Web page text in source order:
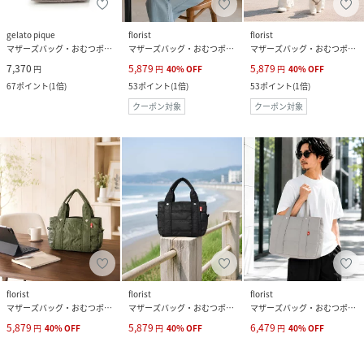
gelato pique
マザーズバッグ・おむつポーチ
7,370 円
67ポイント(1倍)
florist
マザーズバッグ・おむつポーチ
5,879 円 40%OFF
53ポイント(1倍)
クーポン対象
florist
マザーズバッグ・おむつポーチ
5,879 円 40%OFF
53ポイント(1倍)
クーポン対象
florist
マザーズバッグ・おむつポーチ
5,879 円 40%OFF
florist
マザーズバッグ・おむつポーチ
5,879 円 40%OFF
florist
マザーズバッグ・おむつポーチ
6,479 円 40%OFF